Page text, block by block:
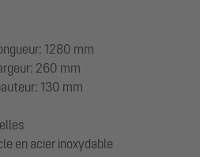
1280 mm
260 mm
130 mm
en acier inoxydable